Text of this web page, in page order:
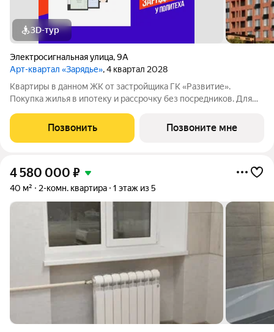
3D-тур
Электросигнальная улица,9А
Арт-квартал «Зарядье», 4 квартал 2028
Квартиры в данном ЖК от застройщика ГК «Развитие».
Покупка жилья в ипотеку и рассрочку без посредников. Для
обращайтесь в отдел продаж застройщика.
Позвонить Позвоните мне
4 580 000 ₽
40 м² 2-комн. квартира 1 этаж из 5